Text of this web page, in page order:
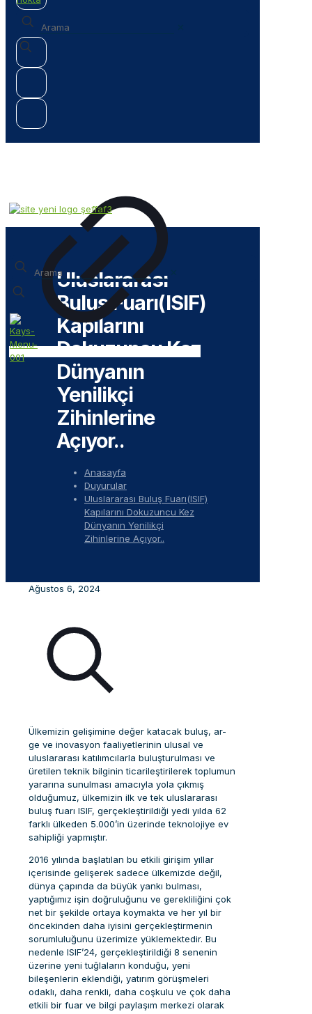
Uluslararası
Buluş Fuarı(ISIF)
Kapılarını
Dokuzuncu Kez
Dünyanın
Yenilikçi
Zihinlerine
Açıyor..
Anasayfa
Duyurular
Uluslararası Buluş Fuarı(ISIF)
Kapılarını Dokuzuncu Kez
Dünyanın Yenilikçi
Zihinlerine Açıyor..
Ağustos 6, 2024
Ülkemizin gelişimine değer katacak buluş, ar-
ge ve inovasyon faaliyetlerinin ulusal ve
uluslararası katılımcılarla buluşturulması ve
üretilen teknik bilginin ticarileştirilerek toplumun
yararına sunulması amacıyla yola çıkmış
olduğumuz, ülkemizin ilk ve tek uluslararası
buluş fuarı ISIF, gerçekleştirildiği yedi yılda 62
farklı ülkeden 5.000’in üzerinde teknolojiye ev
sahipliği yapmıştır.
2016 yılında başlatılan bu etkili girişim yıllar
içerisinde gelişerek sadece ülkemizde değil,
dünya çapında da büyük yankı bulması,
yaptığımız işin doğruluğunu ve gerekliliğini çok
net bir şekilde ortaya koymakta ve her yıl bir
öncekinden daha iyisini gerçekleştirmenin
sorumluluğunu üzerimize yüklemektedir. Bu
nedenle ISIF’24, gerçekleştirildiği 8 senenin
üzerine yeni tuğlaların konduğu, yeni
bileşenlerin eklendiği, yatırım görüşmeleri
odaklı, daha renkli, daha coşkulu ve çok daha
etkili bir fuar ve bilgi paylaşım merkezi olarak